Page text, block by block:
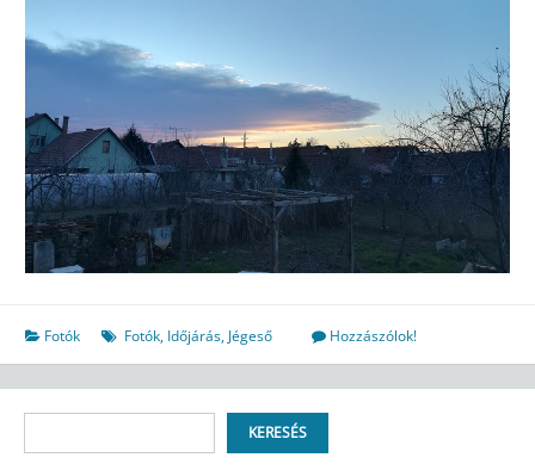
Fotók Fotók, Időjárás,Jégeső Hozzászólok!
KERESÉS